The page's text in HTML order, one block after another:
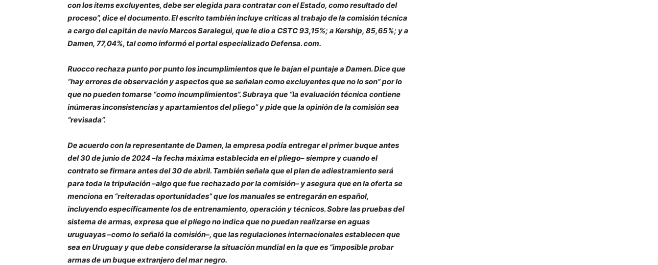
con los ítems excluyentes, debe ser elegida para contratar con el Estado, como resultado del
proceso”, dice el documento. El escrito también incluye críticas al trabajo de la comisión técnica
a cargo del capitán de navío Marcos Saralegui, que le dio a CSTC 93,15%; a Kership, 85,65%; y a
Damen, 77,04%, tal como informó el portal especializado Defensa. com.
Ruocco rechaza punto por punto los incumplimientos que le bajan el puntaje a Damen. Dice que
“hay errores de observación y aspectos que se señalan como excluyentes que no lo son” por lo
que no pueden tomarse “como incumplimientos”. Subraya que “la evaluación técnica contiene
inúmeras inconsistencias y apartamientos del pliego” y pide que la opinión de la comisión sea
“revisada”.
De acuerdo con la representante de Damen, la empresa podía entregar el primer buque antes
del 30 de junio de 2024 –la fecha máxima establecida en el pliego– siempre y cuando el
contrato se firmara antes del 30 de abril. También señala que el plan de adiestramiento será
para toda la tripulación –algo que fue rechazado por la comisión– y asegura que en la oferta se
menciona en “reiteradas oportunidades” que los manuales se entregarán en español,
incluyendo específicamente los de entrenamiento, operación y técnicos. Sobre las pruebas del
sistema de armas, expresa que el pliego no indica que no puedan realizarse en aguas
uruguayas –como lo señaló la comisión–, que las regulaciones internacionales establecen que
sea en Uruguay y que debe considerarse la situación mundial en la que es “imposible probar
armas de un buque extranjero del mar negro.